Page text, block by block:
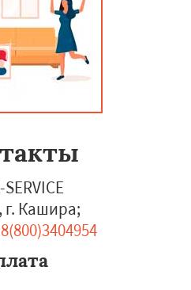
г. Кашира;
8(800)3404954